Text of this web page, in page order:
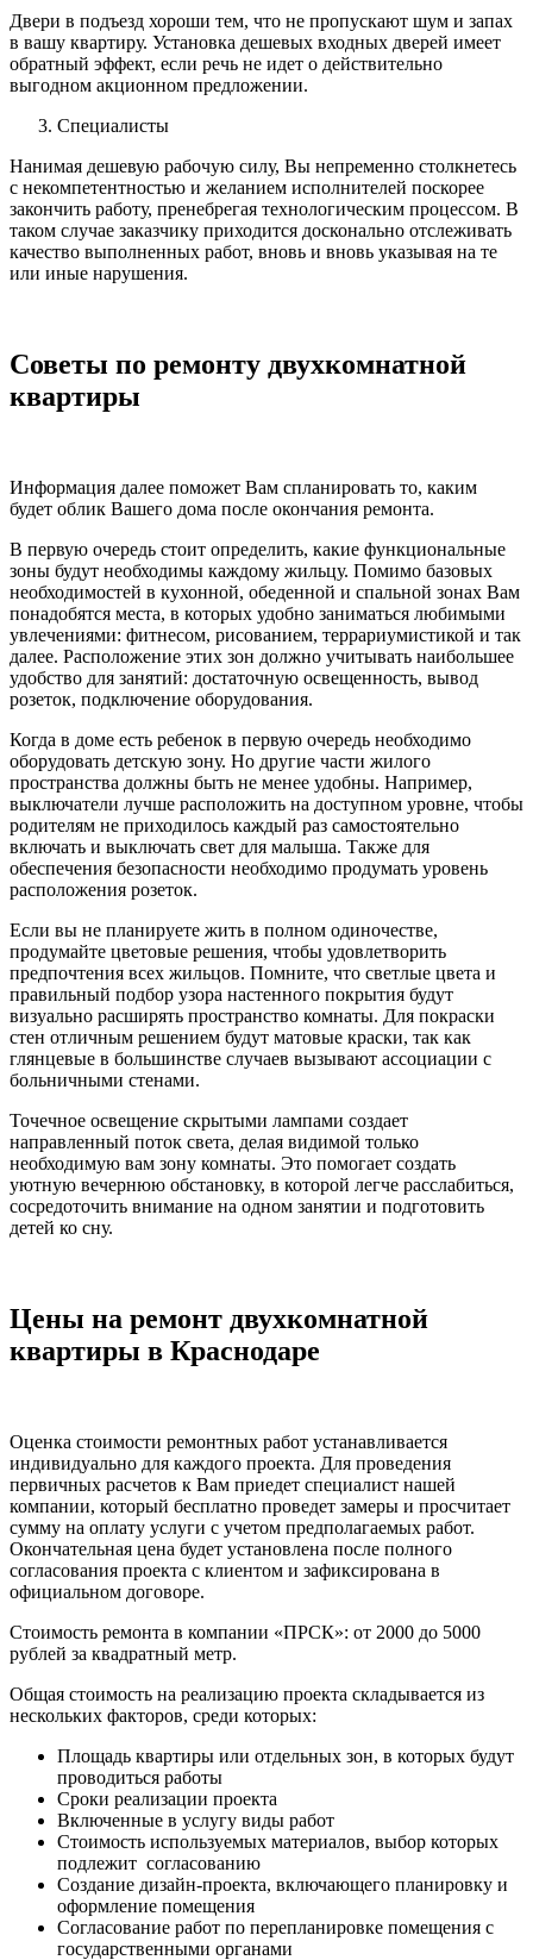
Двери в подъезд хороши тем, что не пропускают шум и запах
в вашу квартиру. Установка дешевых входных дверей имеет
обратный эффект, если речь не идет о действительно
выгодном акционном предложении.
Специалисты
Нанимая дешевую рабочую силу, Вы непременно столкнетесь
с некомпетентностью и желанием исполнителей поскорее
закончить работу, пренебрегая технологическим процессом. В
таком случае заказчику приходится досконально отслеживать
качество выполненных работ, вновь и вновь указывая на те
или иные нарушения.
Советы по ремонту двухкомнатной
квартиры
Информация далее поможет Вам спланировать то, каким
будет облик Вашего дома после окончания ремонта.
В первую очередь стоит определить, какие функциональные
зоны будут необходимы каждому жильцу. Помимо базовых
необходимостей в кухонной, обеденной и спальной зонах Вам
понадобятся места, в которых удобно заниматься любимыми
увлечениями: фитнесом, рисованием, террариумистикой и так
далее. Расположение этих зон должно учитывать наибольшее
удобство для занятий: достаточную освещенность, вывод
розеток, подключение оборудования.
Когда в доме есть ребенок в первую очередь необходимо
оборудовать детскую зону. Но другие части жилого
пространства должны быть не менее удобны. Например,
выключатели лучше расположить на доступном уровне, чтобы
родителям не приходилось каждый раз самостоятельно
включать и выключать свет для малыша. Также для
обеспечения безопасности необходимо продумать уровень
расположения розеток.
Если вы не планируете жить в полном одиночестве,
продумайте цветовые решения, чтобы удовлетворить
предпочтения всех жильцов. Помните, что светлые цвета и
правильный подбор узора настенного покрытия будут
визуально расширять пространство комнаты. Для покраски
стен отличным решением будут матовые краски, так как
глянцевые в большинстве случаев вызывают ассоциации с
больничными стенами.
Точечное освещение скрытыми лампами создает
направленный поток света, делая видимой только
необходимую вам зону комнаты. Это помогает создать
уютную вечернюю обстановку, в которой легче расслабиться,
сосредоточить внимание на одном занятии и подготовить
детей ко сну.
Цены на ремонт двухкомнатной
квартиры в Краснодаре
Оценка стоимости ремонтных работ устанавливается
индивидуально для каждого проекта. Для проведения
первичных расчетов к Вам приедет специалист нашей
компании, который бесплатно проведет замеры и просчитает
сумму на оплату услуги с учетом предполагаемых работ.
Окончательная цена будет установлена после полного
согласования проекта с клиентом и зафиксирована в
официальном договоре.
Стоимость ремонта в компании «ПРСК»: от 2000 до 5000
рублей за квадратный метр.
Общая стоимость на реализацию проекта складывается из
нескольких факторов, среди которых:
Площадь квартиры или отдельных зон, в которых будут
проводиться работы
Сроки реализации проекта
Включенные в услугу виды работ
Стоимость используемых материалов, выбор которых
подлежит согласованию
Создание дизайн-проекта, включающего планировку и
оформление помещения
Согласование работ по перепланировке помещения с
государственными органами